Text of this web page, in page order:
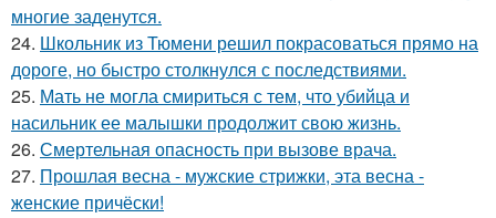
многие заденутся.
24. Школьник из Тюмени решил покрасоваться прямо на
дороге, но быстро столкнулся с последствиями.
25. Мать не могла смириться с тем, что убийца и
насильник ее малышки продолжит свою жизнь.
26. Смертельная опасность при вызове врача.
27. Прошлая весна - мужские стрижки, эта весна -
женские причёски!